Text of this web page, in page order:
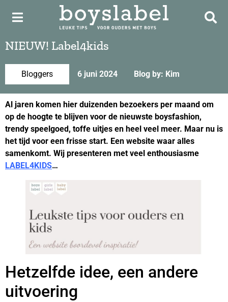
NIEUW! Label4kids
Bloggers 6 juni 2024 Blog by: Kim
Al jaren komen hier duizenden bezoekers per maand om
op de hoogte te blijven voor de nieuwste boysfashion,
trendy speelgoed, toffe uitjes en heel veel meer. Maar nu is
het tijd voor een frisse start. Een website waar alles
samenkomt. Wij presenteren met veel enthousiasme
LABEL4KIDS…
Hetzelfde idee, een andere
uitvoering